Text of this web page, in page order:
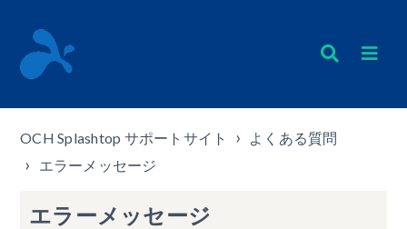
OCH Splashtop サポートサイト
よくある質問
エラーメッセージ
エラーメッセージ